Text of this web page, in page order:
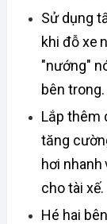
Sử dụng
khi đỗ xe
"nướng"
bên trong.
Lắp thêm
tăng
hơi
cho tài xế.
Hé hai